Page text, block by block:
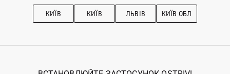
Рекомендації з догляду
КИЇВ КИЇВ ЛЬВІВ КИЇВ ОБЛ